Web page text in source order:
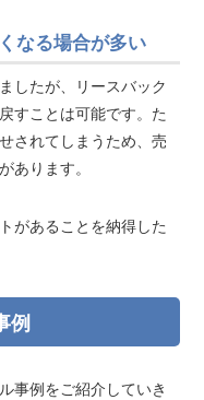
なる場合が多い
したが、リースバック
すことは可能です。た
されてしまうため、売
あります。
があることを納得した
例
事例をご紹介していき